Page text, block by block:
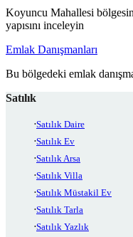
Koyuncu Mahallesi
yapısını inceleyin
Emlak Danışmanları
Bu bölgedeki emlak
Satılık
Satılık Daire
Satılık Ev
Satılık Arsa
Satılık Villa
Satılık Müstakil Ev
Satılık Tarla
Satılık Yazlık